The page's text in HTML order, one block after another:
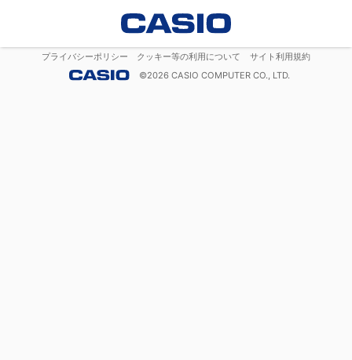
プライバシーポリシー クッキー等の利用について
サイト利用規約
©2026 CASIO COMPUTER CO., LTD.